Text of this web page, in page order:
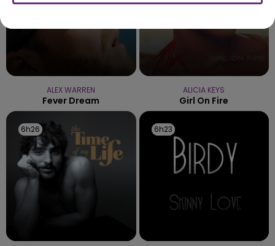
ALEX WARREN
Fever Dream
ALICIA KEYS
Girl On Fire
6h26
6h26 6h23
6h23